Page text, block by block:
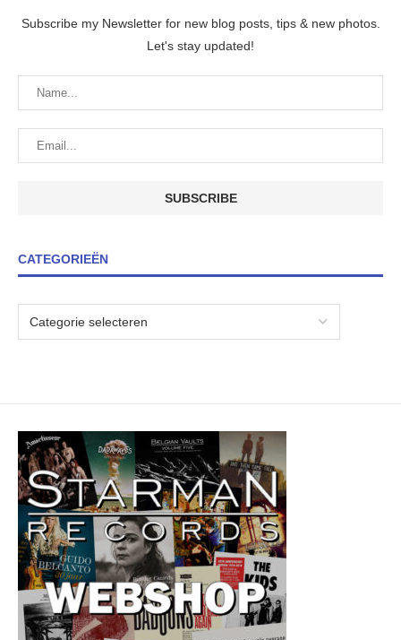
Subscribe my Newsletter for new blog posts, tips & new photos.
Let's stay updated!
CATEGORIEËN